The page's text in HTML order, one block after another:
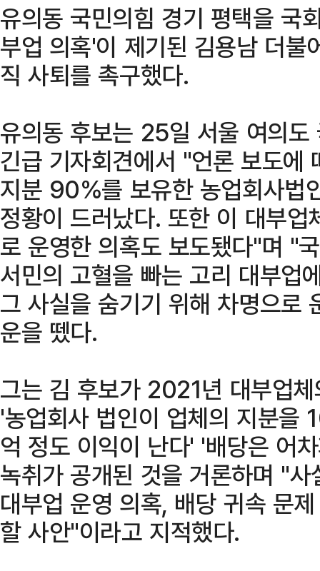
유의동 국민의힘 경기 평택을 국
부업 의혹'이 제기된 김용남 더불
직 사퇴를 촉구했다.
유의동 후보는 25일 서울 여의도
긴급 기자회견에서 "언론 보도에
지분 90%를 보유한 농업회사법
정황이 드러났다. 또한 이 대부
로 운영한 의혹도 보도됐다"며 "
서민의 고혈을 빠는 고리 대부업
그 사실을 숨기기 위해 차명으로
운을 뗐다.
그는 김 후보가 2021년 대부업
'농업회사 법인이 업체의 지분
억 정도 이익이 난다' '배당은 어
녹취가 공개된 것을 거론하며 "
대부업 운영 의혹, 배당 귀속 문
할 사안"이라고 지적했다.